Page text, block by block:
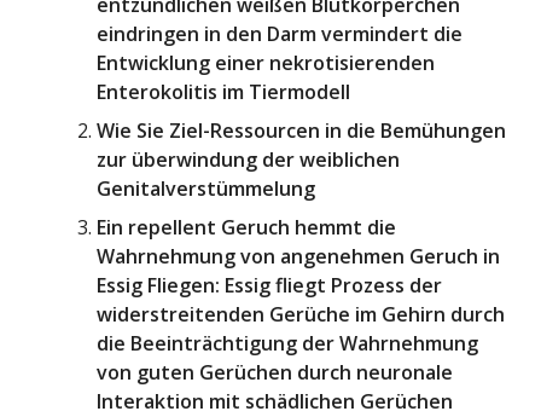
eindringen in den Darm vermindert die
Entwicklung einer nekrotisierenden
Enterokolitis im Tiermodell
Wie Sie Ziel-Ressourcen in die Bemühungen
zur überwindung der weiblichen
Genitalverstümmelung
Ein repellent Geruch hemmt die
Wahrnehmung von angenehmen Geruch in
Essig Fliegen: Essig fliegt Prozess der
widerstreitenden Gerüche im Gehirn durch
die Beeinträchtigung der Wahrnehmung
von guten Gerüchen durch neuronale
Interaktion mit schädlichen Gerüchen